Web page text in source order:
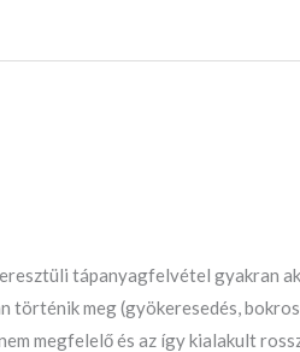
tápanyagfelvétel gyakran
történik meg (gyökeresedés,
megfelelő és az így kialakult